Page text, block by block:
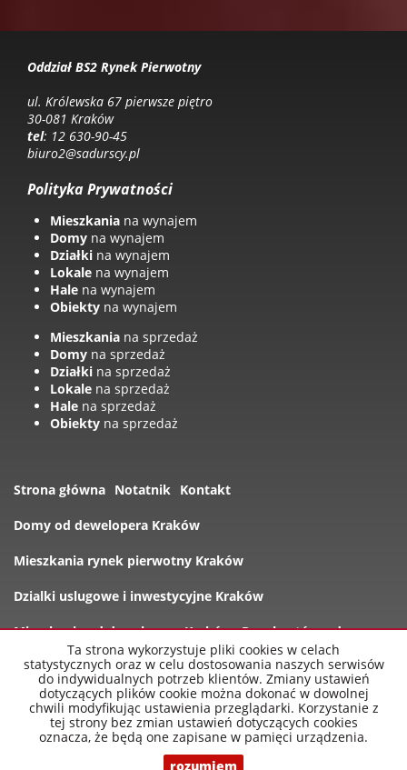
Oddział BS2 Rynek Pierwotny
ul. Królewska 67 pierwsze piętro
30-081 Kraków
tel: 12 630-90-45
biuro2@sadurscy.pl
Polityka Prywatności
Mieszkania na wynajem
Domy na wynajem
Działki na wynajem
Lokale na wynajem
Hale na wynajem
Obiekty na wynajem
Mieszkania na sprzedaż
Domy na sprzedaż
Działki na sprzedaż
Lokale na sprzedaż
Hale na sprzedaż
Obiekty na sprzedaż
Strona główna Notatnik Kontakt
Domy od dewelopera Kraków
Mieszkania rynek pierwotny Kraków
Dzialki uslugowe i inwestycyjne Kraków
Mieszkania od dewelopera Kraków Rynek wtórny domy
Oferty
nowe-mieszkania-krakow.pl 2026 Program dla biur
Galactica Virgo
Ta strona wykorzystuje pliki cookies w celach
statystycznych oraz w celu dostosowania naszych serwisów
do indywidualnych potrzeb klientów. Zmiany ustawień
dotyczących plików cookie można dokonać w dowolnej
chwili modyfikując ustawienia przeglądarki. Korzystanie z
tej strony bez zmian ustawień dotyczących cookies
oznacza, że będą one zapisane w pamięci urządzenia.
rozumiem